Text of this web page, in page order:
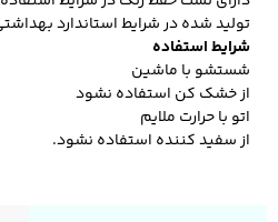
تولید شده در شرایط استاندارد
شرایط استفاده
شستشو با ماشین
از خشک کن استفاده نشود
اتو با حرارت ملایم
از سفید کننده استفاده نشود.